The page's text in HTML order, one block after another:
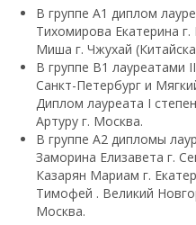
В группе А1 диплом
Тихомирова Екатерина
Миша г. Чжухай
В группе В1 лауреатами
Санкт-Петербург и
Диплом лауреата I
Артуру г. Москва.
В группе А2 дипломы
Заморина Елизавета г.
Казарян Мариам г.
Тимофей . Великий
Москва.